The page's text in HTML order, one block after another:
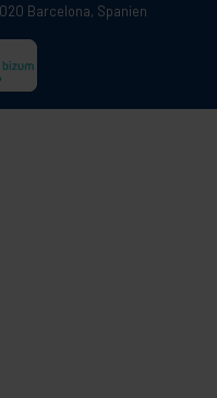
Barcelona, Spanien